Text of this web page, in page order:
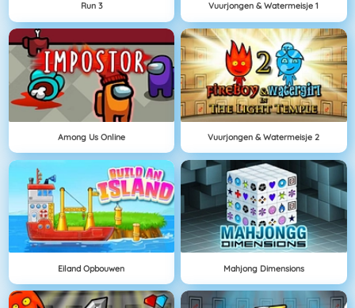
Run 3 Vuurjongen & Watermeisje 1
Among Us Online Vuurjongen & Watermeisje 2
Eiland Opbouwen Mahjong Dimensions